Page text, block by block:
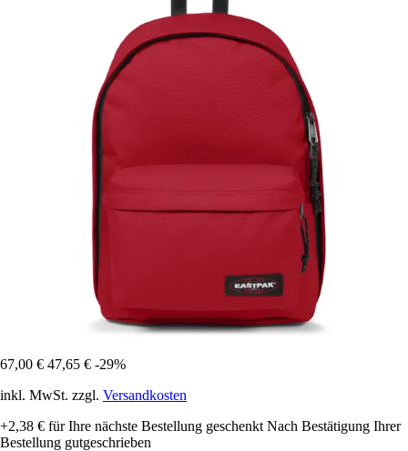
67,00 € 47,65 € -29%
inkl. MwSt. zzgl. Versandkosten
+2,38 € für Ihre nächste Bestellung geschenkt Nach Bestätigung Ihrer
Bestellung gutgeschrieben